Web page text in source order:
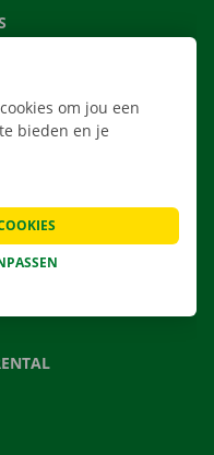
om jou een
bieden en je